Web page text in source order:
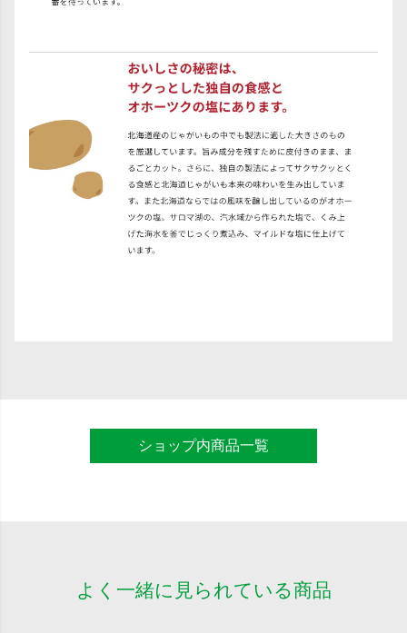
ショップ内商品一覧
よく一緒に見られている商品